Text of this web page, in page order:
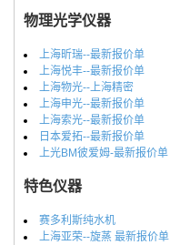
物理光学仪器
上海昕瑞--最新报价单
上海悦丰--最新报价单
上海物光--上海精密
上海申光--最新报价单
上海索光--最新报价单
日本爱拓--最新报价单
上光BM彼爱姆-最新报价单
特色仪器
赛多利斯纯水机
上海亚荣--旋蒸 最新报价单